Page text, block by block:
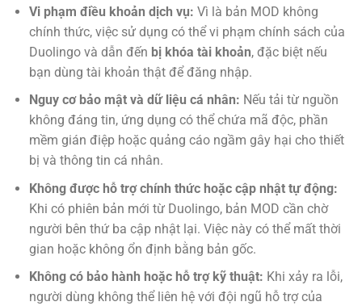
Vi phạm điều khoản dịch vụ: Vì là bản MOD không
chính thức, việc sử dụng có thể vi phạm chính sách của
Duolingo và dẫn đến bị khóa tài khoản, đặc biệt nếu
bạn dùng tài khoản thật để đăng nhập.
Nguy cơ bảo mật và dữ liệu cá nhân: Nếu tải từ nguồn
không đáng tin, ứng dụng có thể chứa mã độc, phần
mềm gián điệp hoặc quảng cáo ngầm gây hại cho thiết
bị và thông tin cá nhân.
Không được hỗ trợ chính thức hoặc cập nhật tự động:
Khi có phiên bản mới từ Duolingo, bản MOD cần chờ
người bên thứ ba cập nhật lại. Việc này có thể mất thời
gian hoặc không ổn định bằng bản gốc.
Không có bảo hành hoặc hỗ trợ kỹ thuật: Khi xảy ra lỗi,
người dùng không thể liên hệ với đội ngũ hỗ trợ của